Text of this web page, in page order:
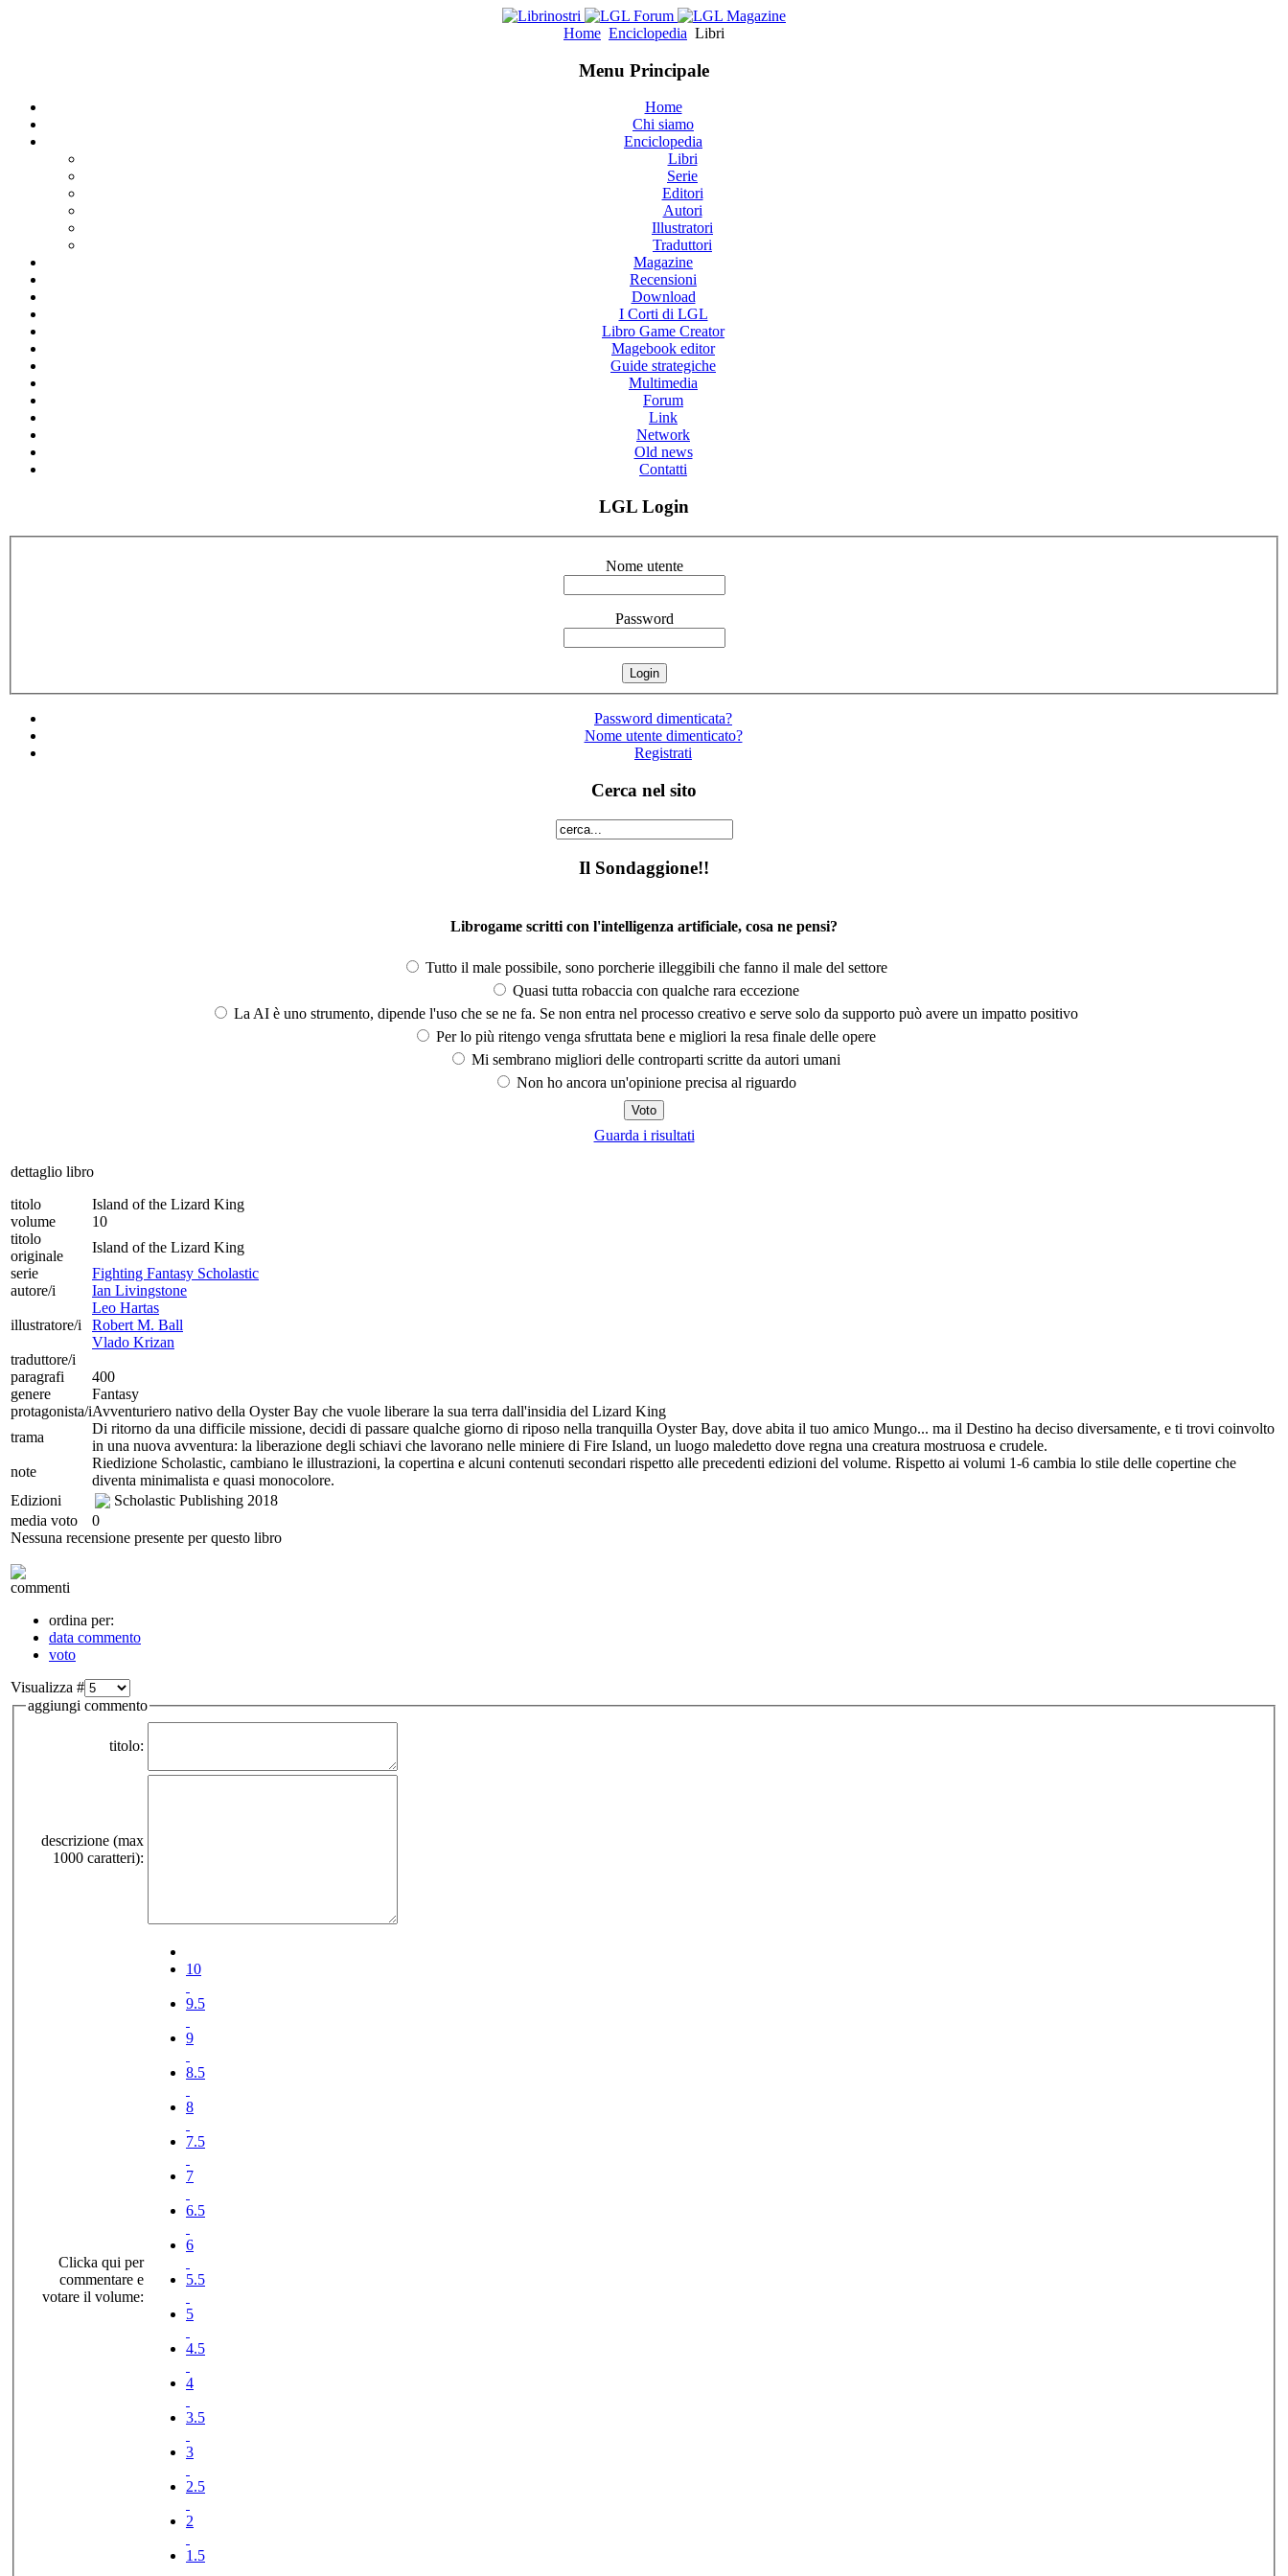
Home Enciclopedia Libri
Menu Principale
Home
Chi siamo
Enciclopedia
Libri
Serie
Editori
Autori
Illustratori
Traduttori
Magazine
Recensioni
Download
I Corti di LGL
Libro Game Creator
Magebook editor
Guide strategiche
Multimedia
Forum
Link
Network
Old news
Contatti
LGL Login
Nome utente
Password
Password dimenticata?
Nome utente dimenticato?
Registrati
Cerca nel sito
Il Sondaggione!!
Librogame scritti con l'intelligenza artificiale, cosa ne pensi?
Tutto il male possibile, sono porcherie illeggibili che fanno il male del settore
Quasi tutta robaccia con qualche rara eccezione
La AI è uno strumento, dipende l'uso che se ne fa. Se non entra nel processo creativo e serve solo da supporto può avere un impatto positivo
Per lo più ritengo venga sfruttata bene e migliori la resa finale delle opere
Mi sembrano migliori delle controparti scritte da autori umani
Non ho ancora un'opinione precisa al riguardo
Guarda i risultati
dettaglio libro
titolo
Island of the Lizard King
volume
10
titolo
originale
Island of the Lizard King
serie
Fighting Fantasy Scholastic
autore/i
Ian Livingstone
illustratore/i
Leo Hartas
Robert M. Ball
Vlado Krizan
traduttore/i
paragrafi
400
genere
Fantasy
protagonista/iAvventuriero nativo della Oyster Bay che vuole liberare la sua terra dall'insidia del Lizard King
trama
Di ritorno da una difficile missione, decidi di passare qualche giorno di riposo nella tranquilla Oyster Bay, dove abita il tuo amico Mungo... ma il Destino ha deciso diversamente, e ti trovi coinvolto
in una nuova avventura: la liberazione degli schiavi che lavorano nelle miniere di Fire Island, un luogo maledetto dove regna una creatura mostruosa e crudele.
note
Riedizione Scholastic, cambiano le illustrazioni, la copertina e alcuni contenuti secondari rispetto alle precedenti edizioni del volume. Rispetto ai volumi 1-6 cambia lo stile delle copertine che
diventa minimalista e quasi monocolore.
Edizioni
Scholastic Publishing 2018
media voto
0
Nessuna recensione presente per questo libro
commenti
ordina per:
data commento
voto
Visualizza #
aggiungi commento
titolo:
descrizione (max
1000 caratteri):
Clicka qui per
commentare e
votare il volume:
10
9.5
9
8.5
8
7.5
7
6.5
6
5.5
5
4.5
4
3.5
3
2.5
2
1.5